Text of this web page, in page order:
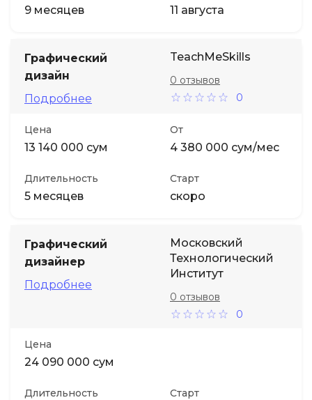
9 месяцев 11 августа
Графический
дизайн
Подробнее
TeachMeSkills
0
0 отзывов
Цена
13 140 000 сум
От
4 380 000 сум/мес
Длительность
5 месяцев
Старт
скоро
Графический
дизайнер
Подробнее
Московский
Технологический
Институт
0
0 отзывов
Цена
24 090 000 сум
Длительность Старт